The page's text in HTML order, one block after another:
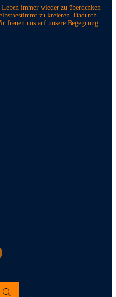
immer wieder zu überdenken
zu kreieren. Dadurch
freuen uns auf unsere Begegnung.